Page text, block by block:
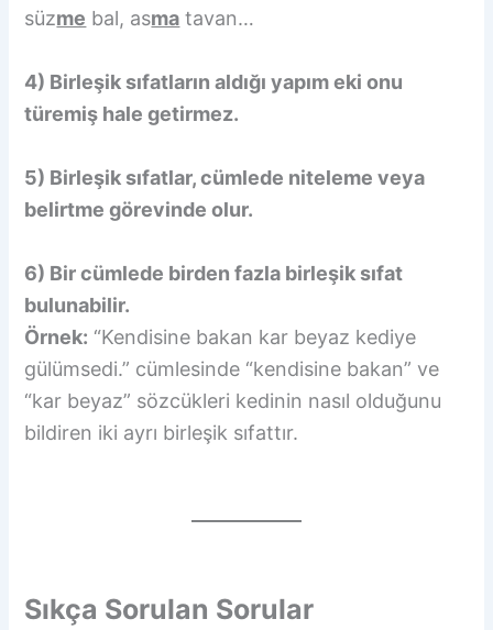
süzme bal, asma tavan…
4) Birleşik sıfatların aldığı yapım eki onu
türemiş hale getirmez.
5) Birleşik sıfatlar, cümlede niteleme veya
belirtme görevinde olur.
6) Bir cümlede birden fazla birleşik sıfat
bulunabilir.
Örnek: “Kendisine bakan kar beyaz kediye
gülümsedi.” cümlesinde “kendisine bakan” ve
“kar beyaz” sözcükleri kedinin nasıl olduğunu
bildiren iki ayrı birleşik sıfattır.
Sıkça Sorulan Sorular